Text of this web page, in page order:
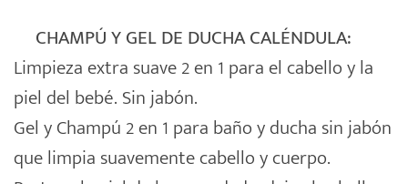
CHAMPÚ Y GEL DE DUCHA CALÉNDULA:
Limpieza extra suave 2 en 1 para el cabello y la
piel del bebé. Sin jabón.
Gel y Champú 2 en 1 para baño y ducha sin jabón
que limpia suavemente cabello y cuerpo.